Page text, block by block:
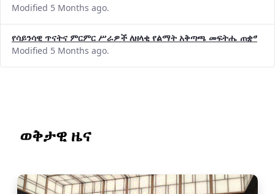
የሳይንሳዊ ጥናትና ምርምር ሥራዎች ለዘላቂ የልማት አቅጣጫ መፍትሔ ጠቋሚ
Modified 5 Months ago.